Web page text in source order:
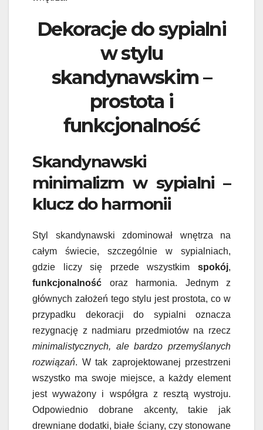
Dekoracje do sypialni
w stylu
skandynawskim –
prostota i
funkcjonalność
Skandynawski
minimalizm w sypialni –
klucz do harmonii
Styl skandynawski zdominował wnętrza na
całym świecie, szczególnie w sypialniach,
gdzie liczy się przede wszystkim spokój,
funkcjonalność oraz harmonia. Jednym z
głównych założeń tego stylu jest prostota, co w
przypadku dekoracji do sypialni oznacza
rezygnację z nadmiaru przedmiotów na rzecz
minimalistycznych, ale bardzo przemyślanych
rozwiązań. W tak zaprojektowanej przestrzeni
wszystko ma swoje miejsce, a każdy element
jest wyważony i współgra z resztą wystroju.
Odpowiednio dobrane akcenty, takie jak
drewniane dodatki, białe ściany, czy stonowane